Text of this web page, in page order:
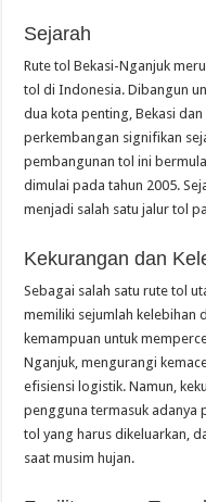
Sejarah
Rute tol Bekasi-Nganjuk
tol di Indonesia. Dibangun
dua kota penting, Bekasi
perkembangan signifikan
pembangunan tol ini
dimulai pada tahun 2005.
menjadi salah satu jalur tol
Kekurangan dan
Sebagai salah satu rute tol
memiliki sejumlah kelebihan
kemampuan untuk
Nganjuk, mengurangi
efisiensi logistik. Namun,
pengguna termasuk adanya
tol yang harus dikeluarkan,
saat musim hujan.